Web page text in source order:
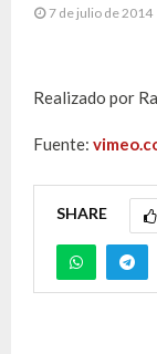
7 de julio de 2014
Realizado por
Fuente:
SHARE